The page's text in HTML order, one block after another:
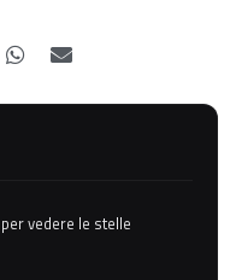
vedere le stelle